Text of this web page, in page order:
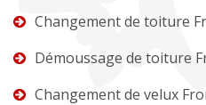
Changement de toiture
Démoussage de toiture
Changement de velux